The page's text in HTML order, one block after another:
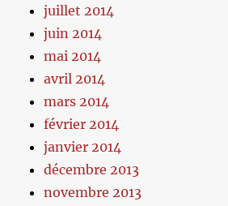
juillet 2014
juin 2014
mai 2014
avril 2014
mars 2014
février 2014
janvier 2014
décembre 2013
novembre 2013